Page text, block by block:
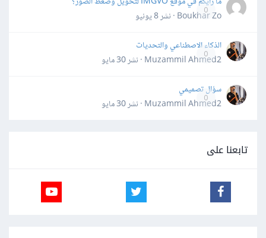
0
Boukhar Zo · نشر
8 يونيو
0
الذكاء الاصطناعي والتحديات
Muzammil Ahmed2 · نشر
30 مايو
0
سؤال تصميمي
Muzammil Ahmed2 · نشر
30 مايو
تابعنا على